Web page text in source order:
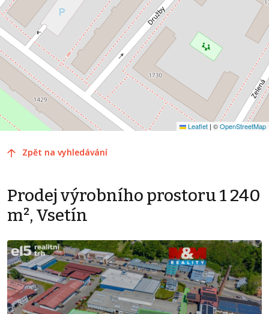
Leaflet | ©OpenStreetMap
Zpět na vyhledávání
Prodej výrobního prostoru 1 240
m², Vsetín